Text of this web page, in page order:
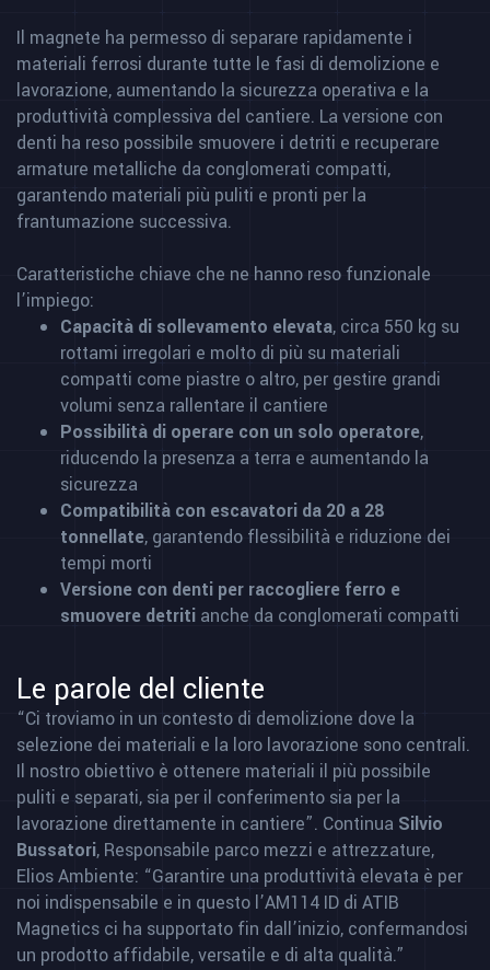
Il magnete ha permesso di separare rapidamente i
materiali ferrosi durante tutte le fasi di demolizione e
lavorazione, aumentando la sicurezza operativa e la
produttività complessiva del cantiere. La versione con
denti ha reso possibile smuovere i detriti e recuperare
armature metalliche da conglomerati compatti,
garantendo materiali più puliti e pronti per la
frantumazione successiva.
Caratteristiche chiave che ne hanno reso funzionale
l’impiego:
Capacità di sollevamento elevata, circa 550 kg su
rottami irregolari e molto di più su materiali
compatti come piastre o altro, per gestire grandi
volumi senza rallentare il cantiere
Possibilità di operare con un solo operatore,
riducendo la presenza a terra e aumentando la
sicurezza
Compatibilità con escavatori da 20 a 28
tonnellate, garantendo flessibilità e riduzione dei
tempi morti
Versione con denti per raccogliere ferro e
smuovere detriti anche da conglomerati compatti
Le parole del cliente
“Ci troviamo in un contesto di demolizione dove la
selezione dei materiali e la loro lavorazione sono centrali.
Il nostro obiettivo è ottenere materiali il più possibile
puliti e separati, sia per il conferimento sia per la
lavorazione direttamente in cantiere”. Continua Silvio
Bussatori, Responsabile parco mezzi e attrezzature,
Elios Ambiente: “Garantire una produttività elevata è per
noi indispensabile e in questo l’AM114 ID di ATIB
Magnetics ci ha supportato fin dall’inizio, confermandosi
un prodotto affidabile, versatile e di alta qualità.”